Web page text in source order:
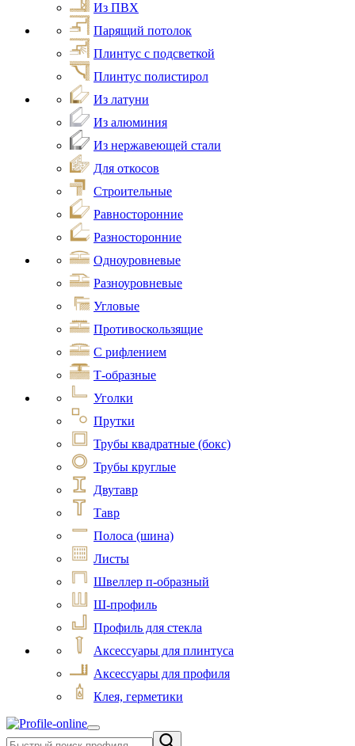
Из ПВХ
Парящий потолок
Плинтус с подсветкой
Плинтус полистирол
Из латуни
Из алюминия
Из нержавеющей стали
Для откосов
Строительные
Равносторонние
Разносторонние
Одноуровневые
Разноуровневые
Угловые
Противоскользящие
С рифлением
Т-образные
Уголки
Прутки
Трубы квадратные (бокс)
Трубы круглые
Двутавр
Тавр
Полоса (шина)
Листы
Швеллер п-образный
Ш-профиль
Профиль для стекла
Аксессуары для плинтуса
Аксессуары для профиля
Клея, герметики